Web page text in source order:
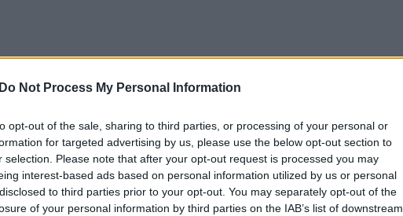
Do Not Process My Personal Information
opt-out of the sale, sharing to third parties, or processing of your personal or
for targeted advertising by us, please use the below opt-out section to
selection. Please note that after your opt-out request is processed you may
interest-based ads based on personal information utilized by us or personal
to third parties prior to your opt-out. You may separately opt-out of the
of your personal information by third parties on the IAB’s list of downstream
gamybos pajėgumai reiškia, jog
numatyti elektros gamybos tikslai